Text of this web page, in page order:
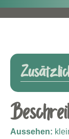
Aussehen: